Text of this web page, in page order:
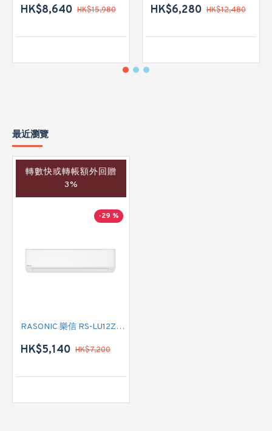
HK$8,640 HK$15,980 HK$6,280 HK$12,480
最近瀏覽
轉數快或轉帳額外回贈
3%
-29 %
RASONIC 樂信 RS-LU12ZK 匹半 纖巧型變頻淨冷掛牆分體式冷氣機 (附遙控)
HK$5,140 HK$7,200